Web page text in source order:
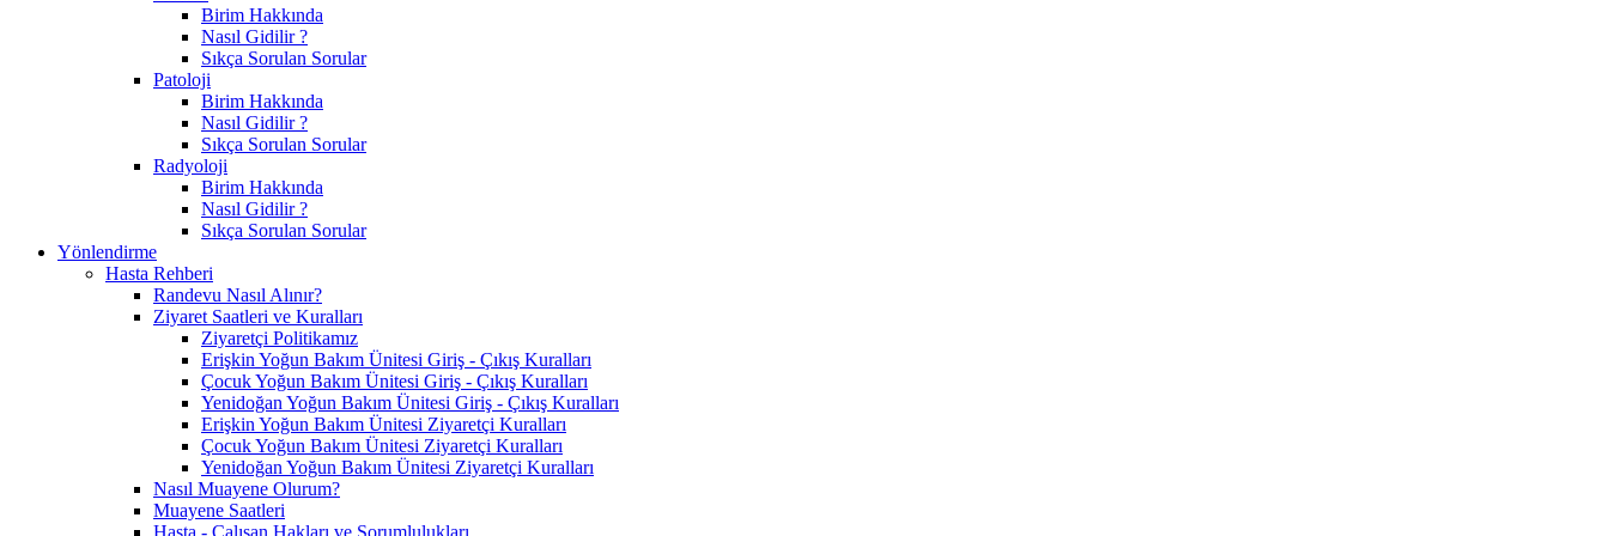
Birim Hakkında
Nasıl Gidilir ?
Sıkça Sorulan Sorular
Patoloji
Birim Hakkında
Nasıl Gidilir ?
Sıkça Sorulan Sorular
Radyoloji
Birim Hakkında
Nasıl Gidilir ?
Sıkça Sorulan Sorular
Yönlendirme
Hasta Rehberi
Randevu Nasıl Alınır?
Ziyaret Saatleri ve Kuralları
Ziyaretçi Politikamız
Erişkin Yoğun Bakım Ünitesi Giriş - Çıkış Kuralları
Çocuk Yoğun Bakım Ünitesi Giriş - Çıkış Kuralları
Yenidoğan Yoğun Bakım Ünitesi Giriş - Çıkış Kuralları
Erişkin Yoğun Bakım Ünitesi Ziyaretçi Kuralları
Çocuk Yoğun Bakım Ünitesi Ziyaretçi Kuralları
Yenidoğan Yoğun Bakım Ünitesi Ziyaretçi Kuralları
Nasıl Muayene Olurum?
Muayene Saatleri
Hasta - Çalışan Hakları ve Sorumlulukları